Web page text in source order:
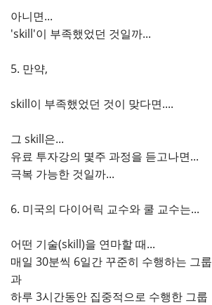
아니면...
'skill'이 부족했었던 것일까...
5. 만약,
skill이 부족했었던 것이 맞다면....
그 skill은...
유료 투자강의 몇주 과정을 듣고나면...
극복 가능한 것일까...
6. 미국의 다이어릭 교수와 쿨 교수는...
어떤 기술(skill)을 연마할 때...
매일 30분씩 6일간 꾸준히 수행하는 그룹
과
하루 3시간동안 집중적으로 수행한 그룹